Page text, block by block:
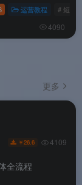
运营教程 # 短视
4090
更多
￥26.6 4109
全流程